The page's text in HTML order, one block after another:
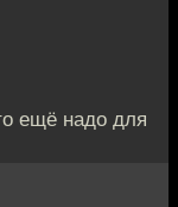
ещё надо для